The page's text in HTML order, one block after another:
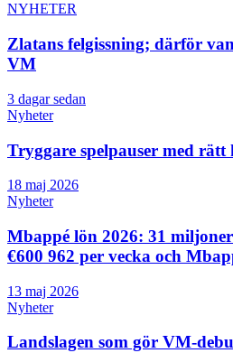
NYHETER
Zlatans felgissning; därför
VM
3 dagar sedan
Nyheter
Tryggare spelpauser med
18 maj 2026
Nyheter
Mbappé lön 2026: 31
€600 962 per vecka och
13 maj 2026
Nyheter
Landslagen som gör VM-